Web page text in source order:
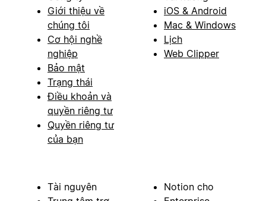
Giới thiệu về
chúng tôi
Cơ hội nghề
nghiệp
Bảo mật
Trạng thái
Điều khoản và
quyền riêng tư
Quyền riêng tư
của bạn
iOS & Android
Mac & Windows
Lịch
Web Clipper
Tài nguyên
Notion cho